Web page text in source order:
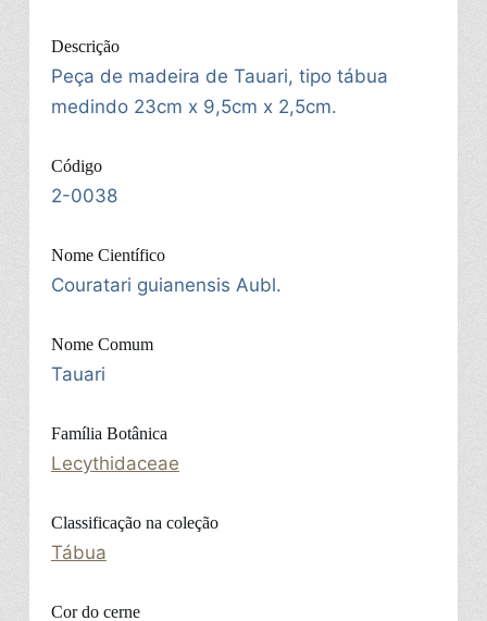
Descrição
Peça de madeira de Tauari, tipo tábua
medindo 23cm x 9,5cm x 2,5cm.
Código
2-0038
Nome Científico
Couratari guianensis Aubl.
Nome Comum
Tauari
Família Botânica
Lecythidaceae
Classificação na coleção
Tábua
Cor do cerne